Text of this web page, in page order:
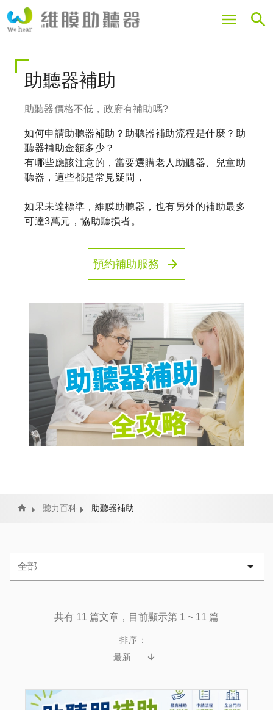
至
助聽器補助
助聽器價格不低，政府有補助嗎?
如何申請助聽器補助？助聽器補助流程是什麼？助
聽器補助金額多少？
有哪些應該注意的，當要選購老人助聽器、兒童助
聽器，這些都是常見疑問，
如果未達標準，維膜助聽器，也有另外的補助最多
可達3萬元，協助聽損者。
預約補助服務
Home 聽力百科 助聽器補助
共有 11 篇文章，目前顯示第 1 ~ 11 篇
排序：